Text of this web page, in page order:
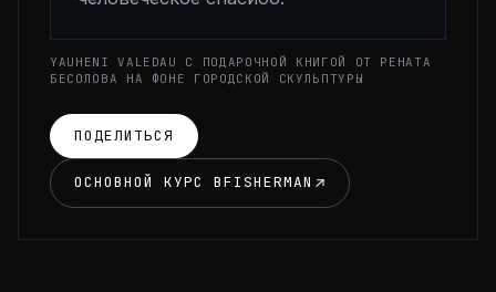
YAUHENI VALEDAU С ПОДАРОЧНОЙ КНИГОЙ ОТ РЕНАТА
БЕСОЛОВА НА ФОНЕ ГОРОДСКОЙ СКУЛЬПТУРЫ
ПОДЕЛИТЬСЯ
ОСНОВНОЙ КУРС BFISHERMAN